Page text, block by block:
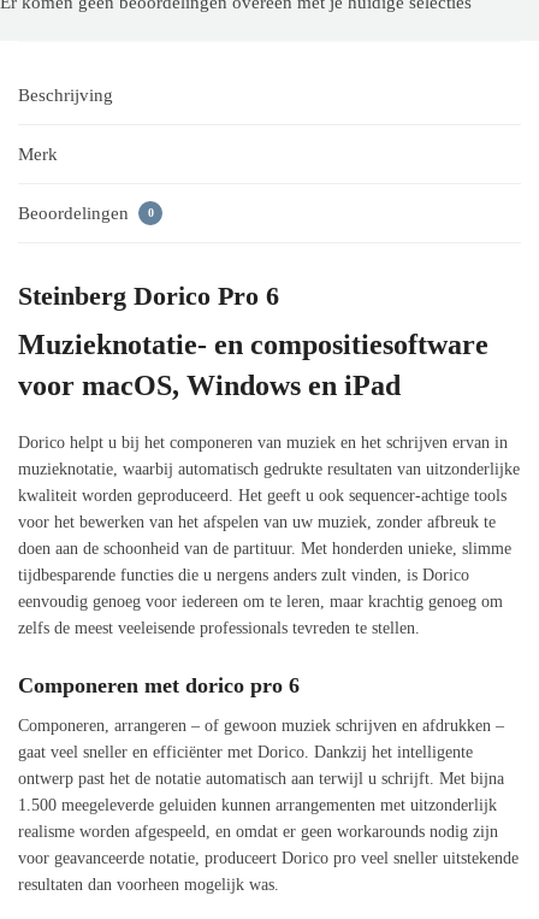
Beschrijving
Merk
Beoordelingen 0
Steinberg Dorico Pro 6
Muzieknotatie- en compositiesoftware
voor macOS, Windows en iPad
Dorico helpt u bij het componeren van muziek en het schrijven ervan in
muzieknotatie, waarbij automatisch gedrukte resultaten van uitzonderlijke
kwaliteit worden geproduceerd. Het geeft u ook sequencer-achtige tools
voor het bewerken van het afspelen van uw muziek, zonder afbreuk te
doen aan de schoonheid van de partituur. Met honderden unieke, slimme
tijdbesparende functies die u nergens anders zult vinden, is Dorico
eenvoudig genoeg voor iedereen om te leren, maar krachtig genoeg om
zelfs de meest veeleisende professionals tevreden te stellen.
Componeren met dorico pro 6
Componeren, arrangeren – of gewoon muziek schrijven en afdrukken –
gaat veel sneller en efficiënter met Dorico. Dankzij het intelligente
ontwerp past het de notatie automatisch aan terwijl u schrijft. Met bijna
1.500 meegeleverde geluiden kunnen arrangementen met uitzonderlijk
realisme worden afgespeeld, en omdat er geen workarounds nodig zijn
voor geavanceerde notatie, produceert Dorico pro veel sneller uitstekende
resultaten dan voorheen mogelijk was.